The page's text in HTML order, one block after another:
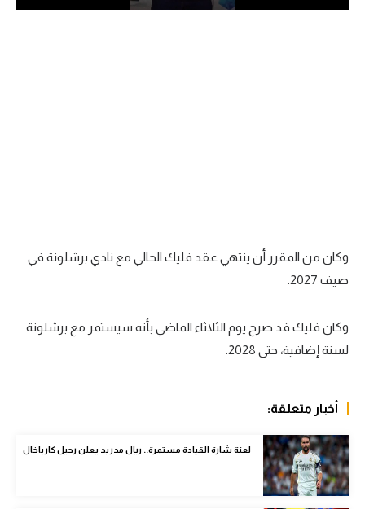
الدوري الإسباني
رياضات أخرى
أمم إفريقيا
كرة السلة الأمريكية
وكان من المقرر أن ينتهي عقد فليك الحالي مع نادي برشلونة في
صيف 2027.
وكان فليك قد صرح يوم الثلاثاء الماضي بأنه سيستمر مع برشلونة
لسنة إضافية، حتى 2028.
أخبار متعلقة:
لعنة شارة القيادة مستمرة.. ريال مدريد يعلن رحيل كارباخال